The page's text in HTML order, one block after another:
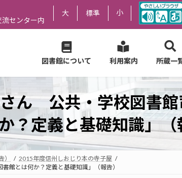
センター内
大 標準 小
図書館について 利用案内 所蔵一
ん 公共・学校図書
？定義と基礎知識」（
2015年度信州しおじり本の寺子屋
とは何か？定義と基礎知識」（報告）